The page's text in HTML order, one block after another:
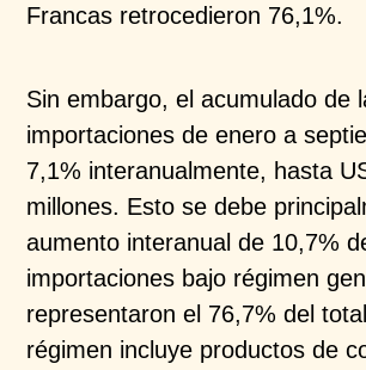
Francas retrocedieron 76,1%.​​
Sin embargo, el acumulado de
importaciones de enero a
7,1% interanualmente, hasta
millones. Esto se debe
aumento interanual de 10,7%
importaciones bajo régimen
representaron el 76,7% del
régimen incluye productos de